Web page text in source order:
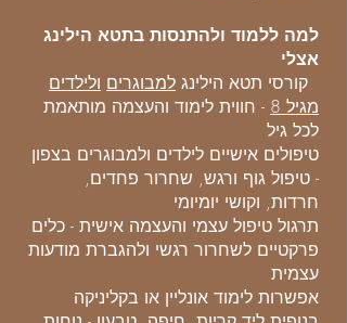
למה ללמוד ולהתנסות בתטא הילינג
אצלי
קורסי תטא הילינג למבוגרים ולילדים
מגיל 8
- חווית לימוד והעצמה מותאמת
לכל גיל
טיפולים אישיים לילדים ולמבוגרים בצפון
- טיפול גוף ורגש, שחרור פחדים,
חרדות, וקושי יומיומי
תרגול טיפול עצמי והעצמה אישית - כלים
פרקטיים לשחרור רגשי ולהגברת מודעות
עצמית
אפשרות לימוד אונליין או בקליניקה